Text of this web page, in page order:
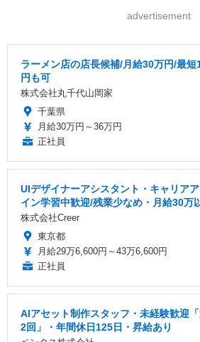
advertisement
ラーメン店の店長候補/月給30万円/最
円も可
株式会社丸千代山岡家
千葉県
月給30万円～36万円
正社員
UIデザイナーアシスタント・キャリア
イン学習中歓迎/残業少なめ・月給30万
株式会社Creer
東京都
月給29万6,600円～43万6,600円
正社員
AIアセット制作スタッフ・未経験歓迎
2回」・年間休日125日・昇給あり